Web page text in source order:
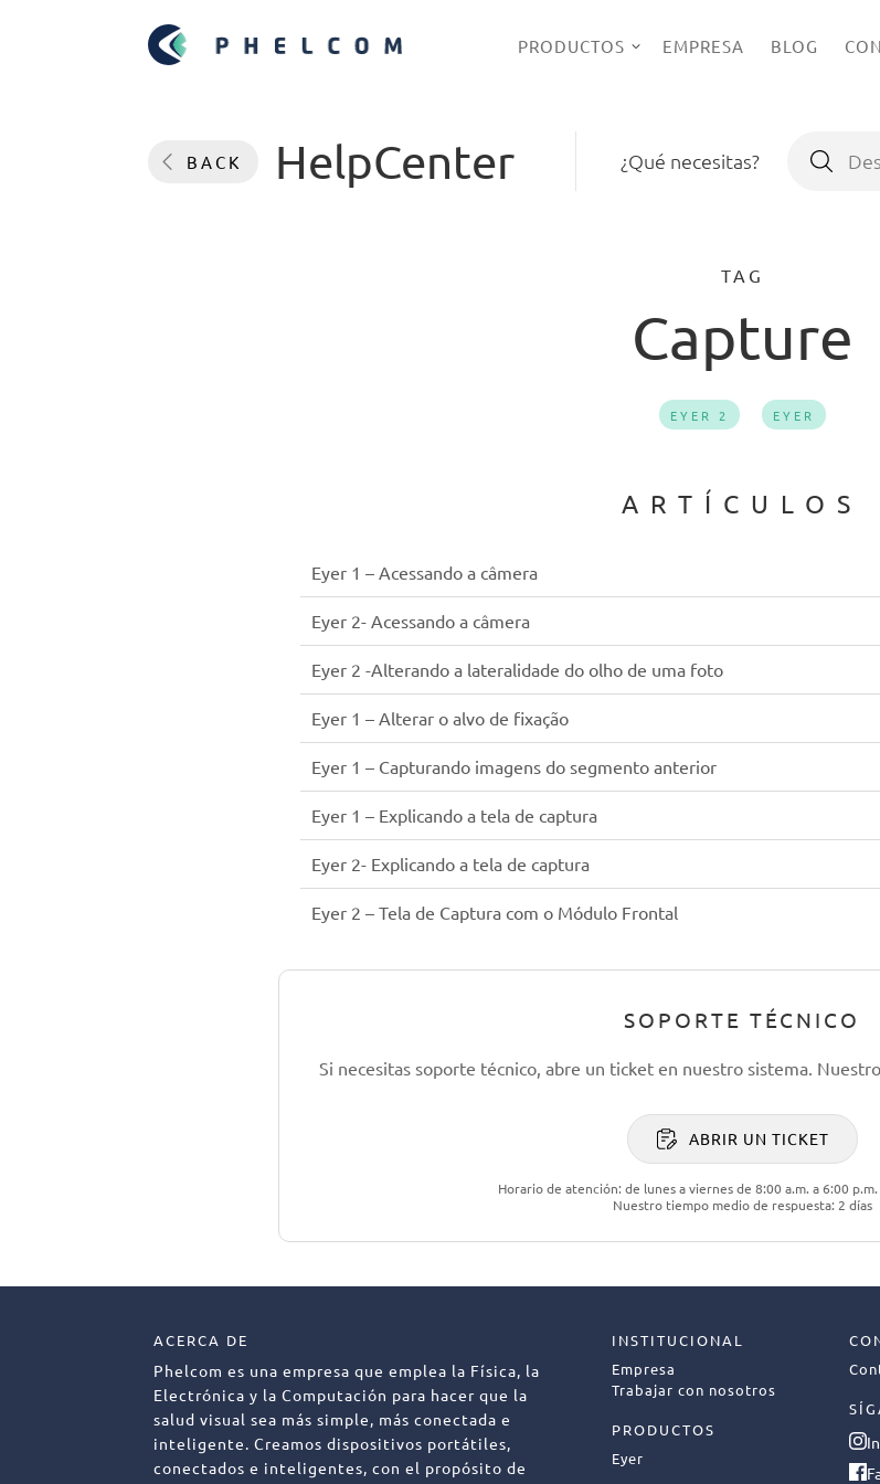
PRODUCTOS EMPRESA BLOG
BACK HelpCenter ¿Qué necesitas?
TAG
Capture
EYER 2 EYER
ARTÍCULOS
Eyer 1 – Acessando a câmera
Eyer 2- Acessando a câmera
Eyer 2 -Alterando a lateralidade do olho de uma foto
Eyer 1 – Alterar o alvo de fixação
Eyer 1 – Capturando imagens do segmento anterior
Eyer 1 – Explicando a tela de captura
Eyer 2- Explicando a tela de captura
Eyer 2 – Tela de Captura com o Módulo Frontal
SOPORTE TÉCNICO
Si necesitas soporte técnico, abre un ticket en nuestro sistema.
ABRIR UN TICKET
Horario de atención: de lunes a viernes de 8:00 a.m. a 6:00
Nuestro tiempo medio de respuesta: 2 días
ACERCA DE
Phelcom es una empresa que emplea la Física, la
Electrónica y la Computación para hacer que la
salud visual sea más simple, más conectada e
inteligente. Creamos dispositivos portátiles,
conectados e inteligentes, con el propósito de
INSTITUCIONAL
Empresa
Trabajar con nosotros
PRODUCTOS
Eyer